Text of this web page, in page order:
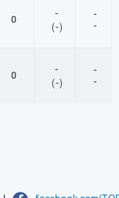
0
-
(-)
-
-
0
-
(-)
-
-